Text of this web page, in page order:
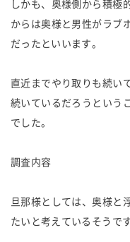
しかも、奥様側から積極
からは奥様と男性がラブ
だったといいます。
直近までやり取りも続い
続いているだろうという
でした。
調査内容
旦那様としては、奥様と
たいと考えているそうです